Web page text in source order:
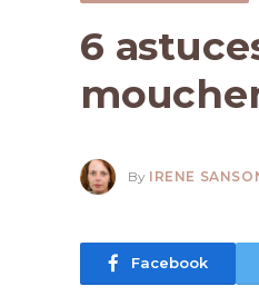
6
By IRENE
Facebook